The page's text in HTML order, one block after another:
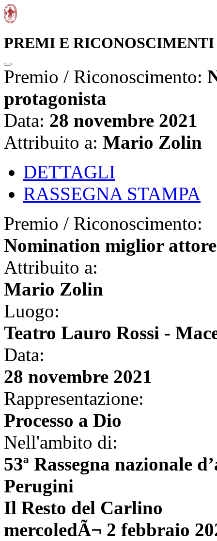
PREMI E RICONOSCIMENTI
Premio / Riconoscimento:
protagonista
Data: 28 novembre 2021
Attribuito a: Mario Zolin
DETTAGLI
RASSEGNA STAMPA
Premio / Riconoscimento:
Nomination miglior
Attribuito a:
Mario Zolin
Luogo:
Teatro Lauro Rossi -
Data:
28 novembre 2021
Rappresentazione:
Processo a Dio
Nell'ambito di:
53ª Rassegna nazionale
Perugini
Il Resto del Carlino
mercoledÃ¬ 2 febbraio